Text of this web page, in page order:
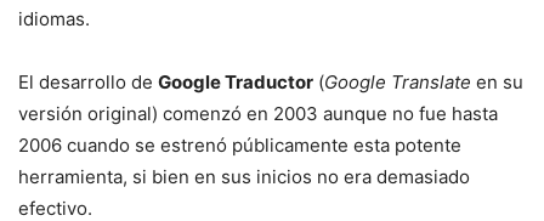
idiomas.
El desarrollo de Google Traductor (Google Translate en su
versión original) comenzó en 2003 aunque no fue hasta
2006 cuando se estrenó públicamente esta potente
herramienta, si bien en sus inicios no era demasiado
efectivo.